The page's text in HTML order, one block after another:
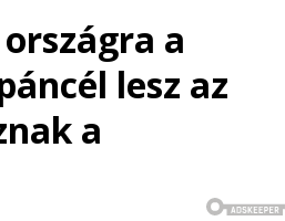
a
lesz az
a